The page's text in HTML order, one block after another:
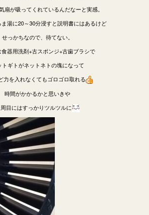
扇が吸ってくれているんだなーと実感。
湯に20～30分浸すと説明書にはあるけど
せっかちなので、待てない。
食器用洗剤+古スポンジ+古歯ブラシで
トギトがネットネトの塊になって
力を入れなくてもゴロゴロ取れる
時間がかかるかと思いきや
周目にはすっかりツルツルに